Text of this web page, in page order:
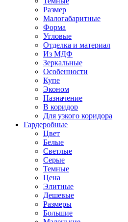
Размер
Малогабаритные
Форма
Угловые
Отделка и материал
Из МДФ
Зеркальные
Особенности
Купе
Эконом
Назначение
В коридор
Для узкого коридора
Гардеробные
Цвет
Белые
Светлые
Серые
Темные
Цена
Элитные
Дешевые
Размеры
Большие